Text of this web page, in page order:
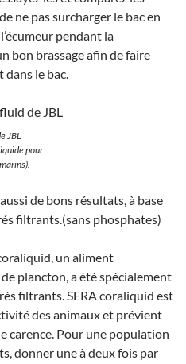
ne pas surcharger le bac en
pendant la
bon brassage afin de faire
le bac.
JBL
pour
de bons résultats, à base
filtrants.(sans phosphates)
un aliment
plancton, a été spécialement
filtrants. SERA coraliquid est
des animaux et prévient
carence. Pour une population
donner une à deux fois par